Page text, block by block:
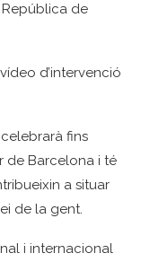
de
d’intervenció
fins
de Barcelona i té
a situar
de la gent.
i internacional